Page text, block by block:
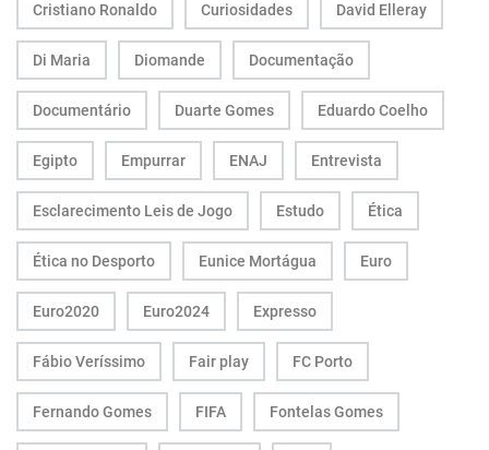
Cristiano Ronaldo Curiosidades David Elleray
Di Maria Diomande Documentação
Documentário Duarte Gomes Eduardo Coelho
Egipto Empurrar ENAJ Entrevista
Esclarecimento Leis de Jogo Estudo Ética
Ética no Desporto Eunice Mortágua Euro
Euro2020 Euro2024 Expresso
Fábio Veríssimo Fair play FC Porto
Fernando Gomes FIFA Fontelas Gomes